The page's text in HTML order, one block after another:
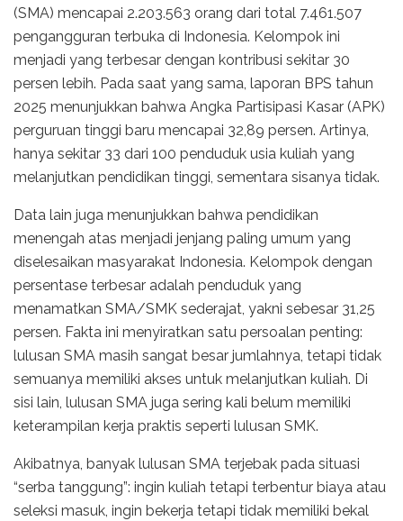
(SMA) mencapai 2.203.563 orang dari total 7.461.507
pengangguran terbuka di Indonesia. Kelompok ini
menjadi yang terbesar dengan kontribusi sekitar 30
persen lebih. Pada saat yang sama, laporan BPS tahun
2025 menunjukkan bahwa Angka Partisipasi Kasar (APK)
perguruan tinggi baru mencapai 32,89 persen. Artinya,
hanya sekitar 33 dari 100 penduduk usia kuliah yang
melanjutkan pendidikan tinggi, sementara sisanya tidak.
Data lain juga menunjukkan bahwa pendidikan
menengah atas menjadi jenjang paling umum yang
diselesaikan masyarakat Indonesia. Kelompok dengan
persentase terbesar adalah penduduk yang
menamatkan SMA/SMK sederajat, yakni sebesar 31,25
persen. Fakta ini menyiratkan satu persoalan penting:
lulusan SMA masih sangat besar jumlahnya, tetapi tidak
semuanya memiliki akses untuk melanjutkan kuliah. Di
sisi lain, lulusan SMA juga sering kali belum memiliki
keterampilan kerja praktis seperti lulusan SMK.
Akibatnya, banyak lulusan SMA terjebak pada situasi
“serba tanggung”: ingin kuliah tetapi terbentur biaya atau
seleksi masuk, ingin bekerja tetapi tidak memiliki bekal